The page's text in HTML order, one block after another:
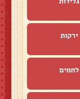
ירקות
לחמים